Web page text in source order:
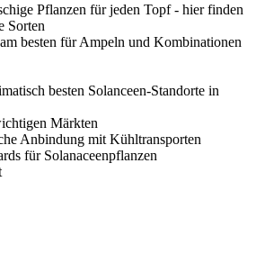
Pflanzen für jeden Topf - hier finden
Sorten
besten für Ampeln und Kombinationen
besten Solanceen-Standorte in
Märkten
Anbindung mit Kühltransporten
für Solanaceenpflanzen